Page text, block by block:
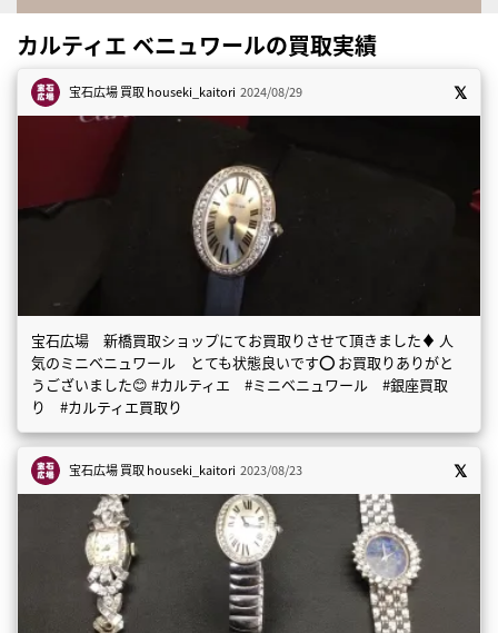
カルティエ ベニュワールの買取実績
宝石広場 買取houseki_kaitori 2024/08/29
宝石広場 新橋買取ショップにてお買取りさせて頂きました♦️ 人
気のミニベニュワール とても状態良いです⭕️ お買取りありがと
うございました😊 #カルティエ #ミニベニュワール #銀座買取
り #カルティエ買取り
宝石広場 買取houseki_kaitori 2023/08/23